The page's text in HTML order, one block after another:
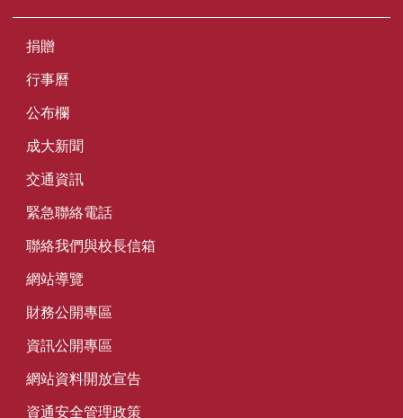
捐贈
行事曆
公布欄
成大新聞
交通資訊
緊急聯絡電話
聯絡我們與校長信箱
網站導覽
財務公開專區
資訊公開專區
網站資料開放宣告
資通安全管理政策